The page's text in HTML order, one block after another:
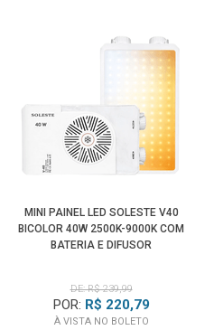
Câmera Nikon COOLPIX P1000
Câmera Nikon COOLPIX P950
Câmera Nikon Coolpix P7800
Entre outrasCâmeras Nikon
MINI PAINEL LED SOLESTE V40
BICOLOR 40W 2500K-9000K COM
BATERIA E DIFUSOR
DE: R$ 239,99
POR: R$ 220,79
À VISTA NO BOLETO